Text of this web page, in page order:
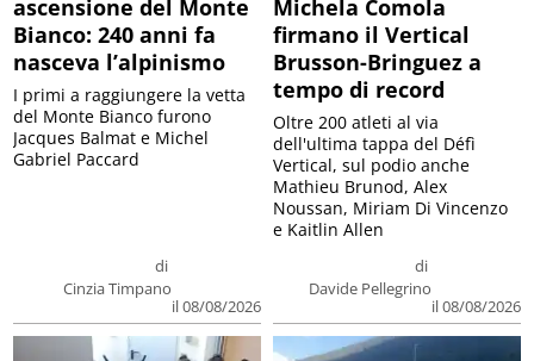
ascensione del Monte
Bianco: 240 anni fa
nasceva l’alpinismo
di
Cinzia Timpano
il 08/08/2026
I primi a raggiungere la vetta
del Monte Bianco furono
Jacques Balmat e Michel
Gabriel Paccard
Michela Comola
firmano il Vertical
Brusson-Bringuez a
tempo di record
di
Davide Pellegrino
il 08/08/2026
Oltre 200 atleti al via
dell'ultima tappa del Défì
Vertical, sul podio anche
Mathieu Brunod, Alex
Noussan, Miriam Di Vincenzo
e Kaitlin Allen